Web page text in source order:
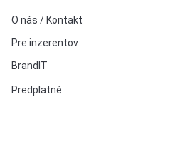
O nás / Kontakt
Pre inzerentov
BrandIT
Predplatné